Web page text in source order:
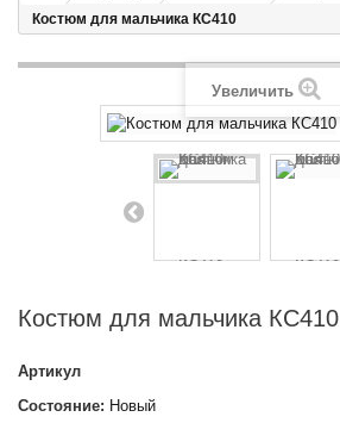
Костюм для мальчика КС410
Увеличить
Костюм для мальчика КС410
Артикул
Состояние: Новый